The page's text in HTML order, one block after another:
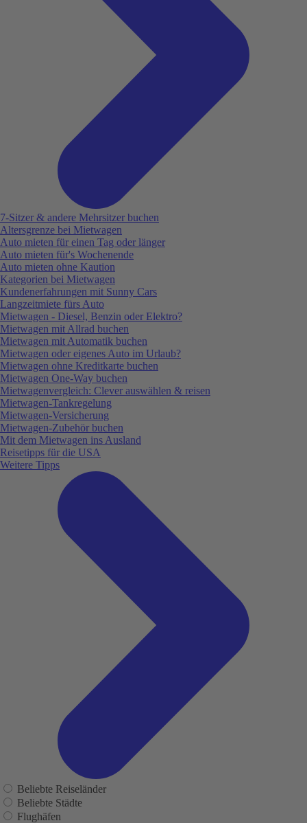
7-Sitzer & andere Mehrsitzer buchen
Altersgrenze bei Mietwagen
Auto mieten für einen Tag oder länger
Auto mieten für's Wochenende
Auto mieten ohne Kaution
Kategorien bei Mietwagen
Kundenerfahrungen mit Sunny Cars
Langzeitmiete fürs Auto
Mietwagen - Diesel, Benzin oder Elektro?
Mietwagen mit Allrad buchen
Mietwagen mit Automatik buchen
Mietwagen oder eigenes Auto im Urlaub?
Mietwagen ohne Kreditkarte buchen
Mietwagen One-Way buchen
Mietwagenvergleich: Clever auswählen & reisen
Mietwagen-Tankregelung
Mietwagen-Versicherung
Mietwagen-Zubehör buchen
Mit dem Mietwagen ins Ausland
Reisetipps für die USA
Weitere Tipps
Beliebte Reiseländer
Beliebte Städte
Flughäfen